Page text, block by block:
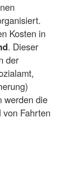
Kosten in
. Dieser
der
werden die
von Fahrten